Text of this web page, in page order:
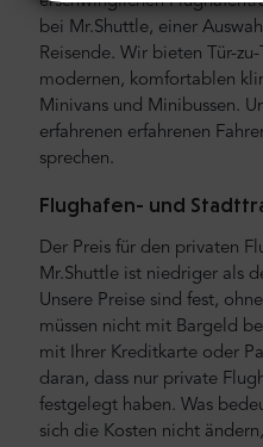
bei Mr.Shuttle, einer
Reisende. Wir bieten Tür-
modernen, komfortablen
Minivans und Minibussen.
erfahrenen erfahrenen
sprechen.
Flughafen- und
Der Preis für den privaten
Mr.Shuttle ist niedriger als
Unsere Preise sind fest,
müssen nicht mit Bargeld
mit Ihrer Kreditkarte oder
daran, dass nur private
festgelegt haben. Was
sich die Kosten nicht